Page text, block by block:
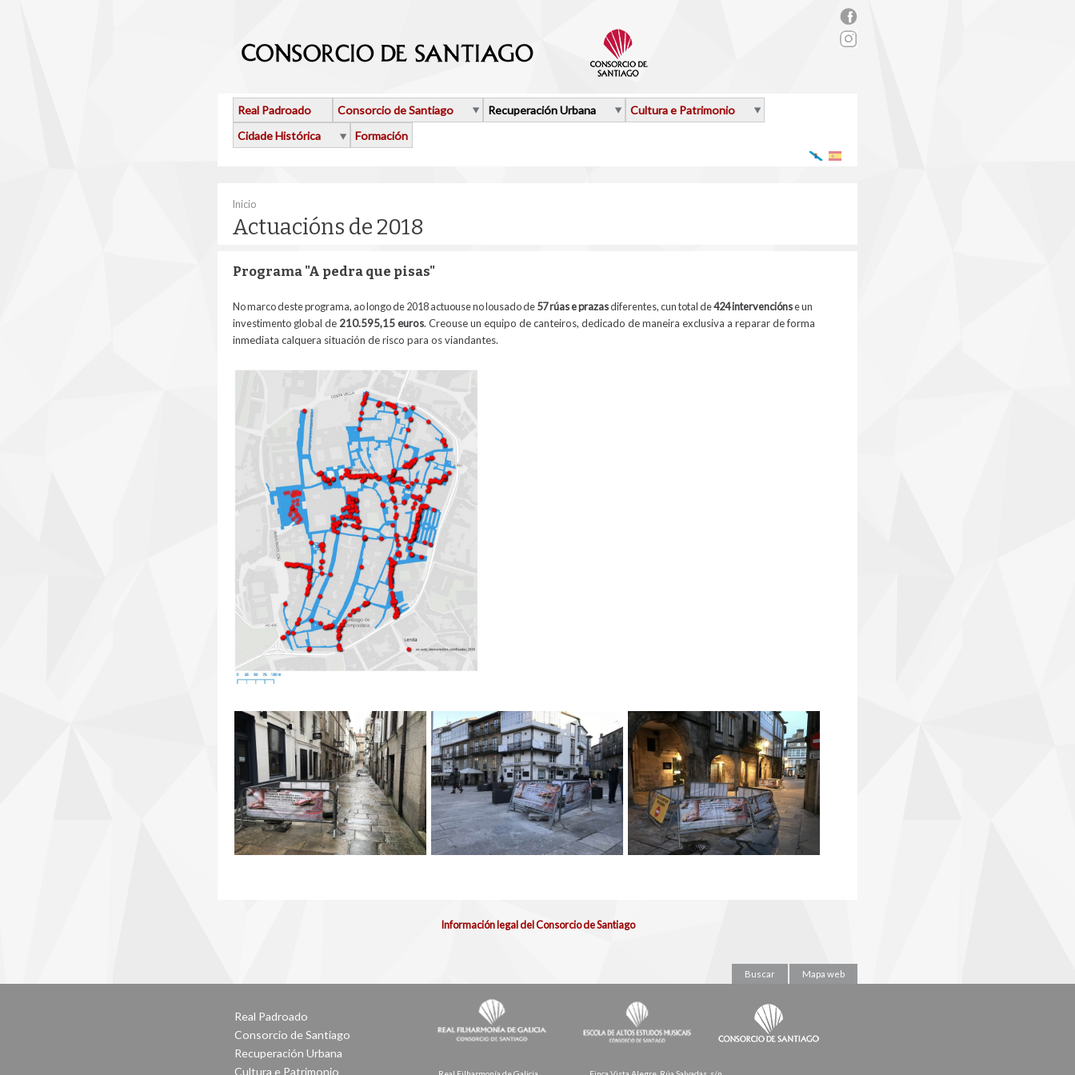
rs_facebook.png
Real Padroado Consorcio de Santiago Recuperación Urbana
Cultura e Patrimonio
Cidade Histórica
Formación
Vostede está aquí
Inicio
Actuacións de 2018
Programa "A pedra que pisas"
No marco deste programa, ao longo de 2018 actuouse no lousado de57 rúas e prazasdiferentes, cun total de424 intervenciónseun
investimento global de 210.595,15 euros. Creouse un equipo de canteiros, dedicado de maneira exclusiva a reparar de forma
inmediata calquera situación de risco para os viandantes.
Información legal del Consorcio de Santiago
Buscar Mapa web
Real Padroado
Consorcio de Santiago
Recuperación Urbana
Cultura e Patrimonio